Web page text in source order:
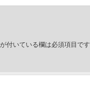
が付いている欄は必須項目です